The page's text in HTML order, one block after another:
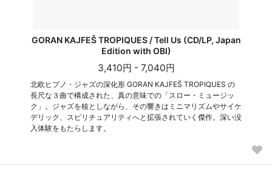
GORAN KAJFEŠ TROPIQUES / Tell Us (CD/LP, Japan
Edition with OBI)
3,410円 - 7,040円
北欧ヒプノ・ジャズの深化形 GORAN KAJFEŠ TROPIQUES の
長尺な３曲で構成された、真の意味での「スロー・ミュージッ
ク」。ジャズを核としながら、その響きはミニマリズムやサイケ
デリック、スピリチュアリティへと拡張されていく傑作。深い没
入体験をもたらします。